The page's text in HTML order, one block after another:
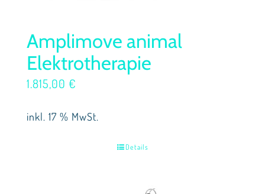
Amplimove animal
Elektrotherapie
1.815,00 €
inkl. 17 % MwSt.
Details